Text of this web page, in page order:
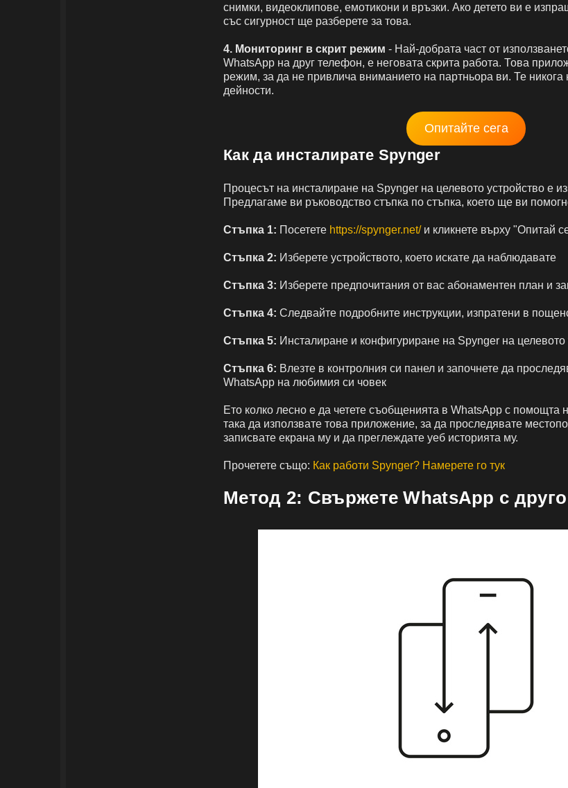
снимки, видеоклипове, емотикони и връзки. Ако детето ви е
със сигурност ще разберете за това.
4. Мониторинг в скрит режим - Най-добрата част от
WhatsApp на друг телефон, е неговата скрита работа. Това
режим, за да не привлича вниманието на партньора ви. Те никога
дейности.
Опитайте сега
Как да инсталирате Spynger
Процесът на инсталиране на Spynger на целевото устройство е
Предлагаме ви ръководство стъпка по стъпка, което ще ви
Стъпка 1: Посетете https://spynger.net/и кликнете върху "Опитай
Стъпка 2: Изберете устройството, което искате да наблюдавате
Стъпка 3: Изберете предпочитания от вас абонаментен план и
Стъпка 4: Следвайте подробните инструкции, изпратени в
Стъпка 5: Инсталиране и конфигуриране на Spynger на целевото
Стъпка 6: Влезте в контролния си панел и започнете да
WhatsApp на любимия си човек
Ето колко лесно е да четете съобщенията в WhatsApp с
така да използвате това приложение, за да проследявате
записвате екрана му и да преглеждате уеб историята му.
Прочетете също: Как работи Spynger? Намерете го тук
Метод 2: Свържете WhatsApp с друго